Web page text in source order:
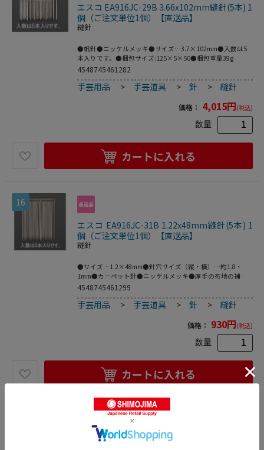
エスコ EA916JC-29B 3.66x102mm縫針(5本) 1
個（ご注文単位1個）【直送品】
縫針
●帆針●ニッケルメッキ●サイズ…3.7×102mm●入数は5
本入りです。●梱包サイズ:125×5×50●梱包重量39g
4548745461282
手芸用品 > 手芸道具 >針 >縫針
価格： 4,015円(税込)
数量
カートに入れる
16
エスコ EA916JC-31B 1.22x48mm縫針(5本) 1
個（ご注文単位1個）【直送品】
縫針
●サイズ…1.2×48mm●針穴サイズ（縦・横）…約1.8・
1mm●カーペット針●ニッケルメッキ●厚手の布地の補修
に●入数は5本入りです。●梱包サイズ:125×1×50●梱包重
4548745461299
手芸用品 > 手芸道具 >針 >縫針
価格： 930円(税込)
数量
カートに入れる
エスコ EA916JC-32B 1.22x54mm縫針(5本) 1